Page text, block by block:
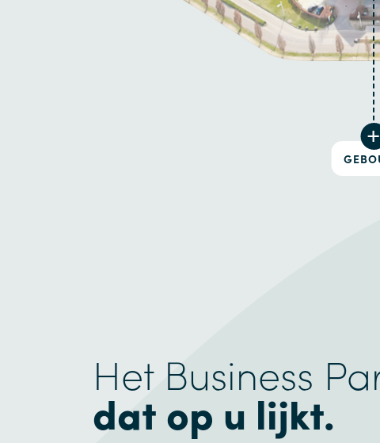
Het Business
dat op u lijkt.